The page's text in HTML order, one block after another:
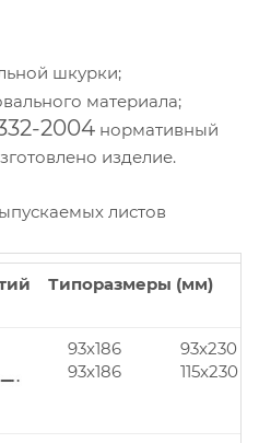
шкурки;
материала;
2004 нормативный
изделие.
листов
Типоразмеры (мм)
93x186
93x186
93x230
115x230